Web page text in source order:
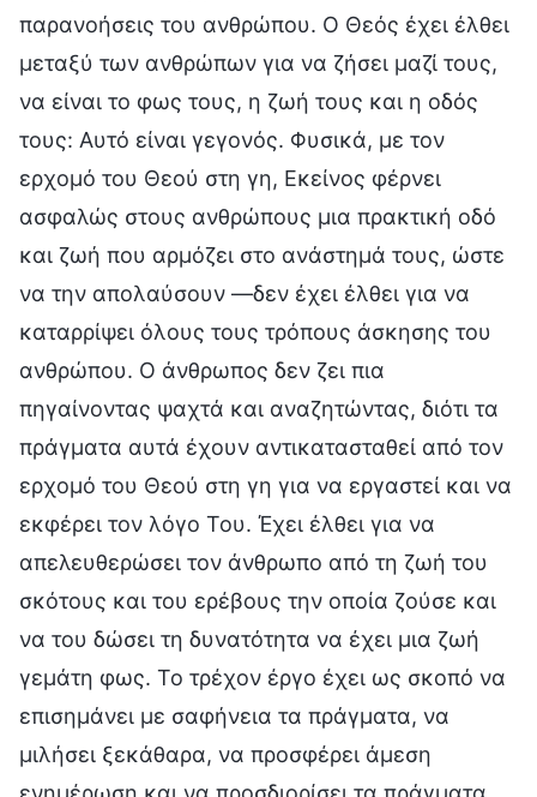
παρανοήσεις του ανθρώπου. Ο Θεός έχει έλθει
μεταξύ των ανθρώπων για να ζήσει μαζί τους,
να είναι το φως τους, η ζωή τους και η οδός
τους: Αυτό είναι γεγονός. Φυσικά, με τον
ερχομό του Θεού στη γη, Εκείνος φέρνει
ασφαλώς στους ανθρώπους μια πρακτική οδό
και ζωή που αρμόζει στο ανάστημά τους, ώστε
να την απολαύσουν —δεν έχει έλθει για να
καταρρίψει όλους τους τρόπους άσκησης του
ανθρώπου. Ο άνθρωπος δεν ζει πια
πηγαίνοντας ψαχτά και αναζητώντας, διότι τα
πράγματα αυτά έχουν αντικατασταθεί από τον
ερχομό του Θεού στη γη για να εργαστεί και να
εκφέρει τον λόγο Του. Έχει έλθει για να
απελευθερώσει τον άνθρωπο από τη ζωή του
σκότους και του ερέβους την οποία ζούσε και
να του δώσει τη δυνατότητα να έχει μια ζωή
γεμάτη φως. Το τρέχον έργο έχει ως σκοπό να
επισημάνει με σαφήνεια τα πράγματα, να
μιλήσει ξεκάθαρα, να προσφέρει άμεση